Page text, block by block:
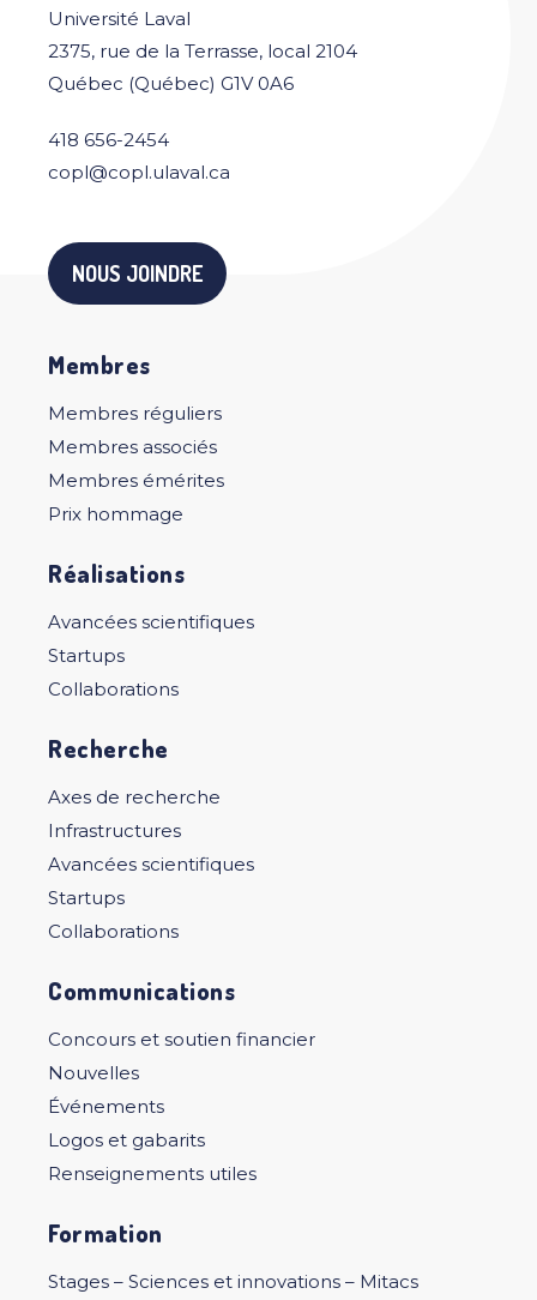
Université Laval
2375, rue de la Terrasse, local 2104
Québec (Québec) G1V 0A6
418 656-2454
copl@copl.ulaval.ca
NOUS JOINDRE
Membres
Membres réguliers
Membres associés
Membres émérites
Prix hommage
Réalisations
Avancées scientifiques
Startups
Collaborations
Recherche
Axes de recherche
Infrastructures
Avancées scientifiques
Startups
Collaborations
Communications
Concours et soutien financier
Nouvelles
Événements
Logos et gabarits
Renseignements utiles
Formation
Stages – Sciences et innovations – Mitacs